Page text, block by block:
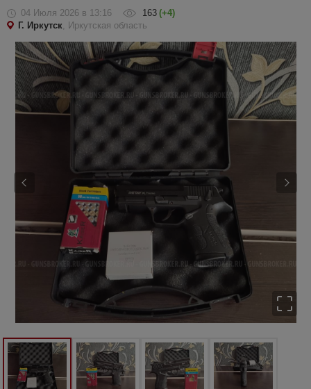
04 Июля 2026 в 13:16 163 (+4)
Г. Иркутск, Иркутская область